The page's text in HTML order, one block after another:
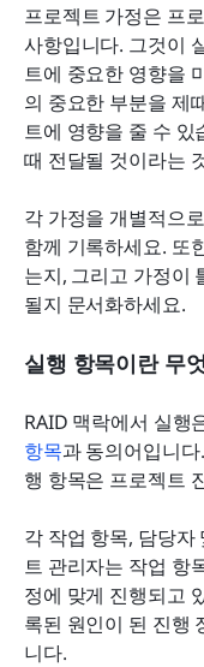
프로젝트 가정은 프
사항입니다. 그것이
트에 중요한 영향을
의 중요한 부분을 제
트에 영향을 줄 수 있
때 전달될 것이라는
각 가정을 개별적으
함께 기록하세요. 또
는지, 그리고 가정이
될지 문서화하세요.
실행 항목이란 무
RAID 맥락에서 실행
항목과 동의어입니
행 항목은 프로젝트
각 작업 항목, 담당자
트 관리자는 작업 항
정에 맞게 진행되고
록된 원인이 된 진행
니다.